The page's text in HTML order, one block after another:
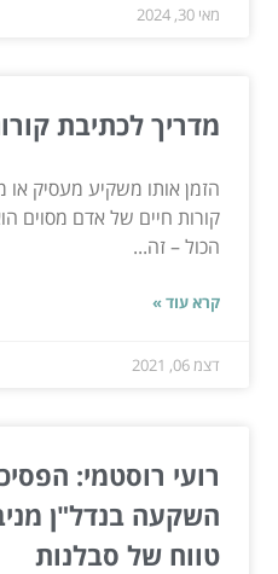
מאי 30, 2024
מדריך לכתיבת
הזמן אותו משקיע מעסיק
הכול – זה...
קרא עוד »
דצמ 06, 2021
רועי רוסטמי:
השקעה בנדל"ן
טווח של סבלנות